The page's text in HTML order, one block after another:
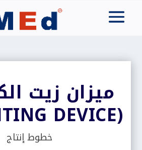
ميزان زيت
(WEIGHTING DEVICE)
خطوط إنتاج